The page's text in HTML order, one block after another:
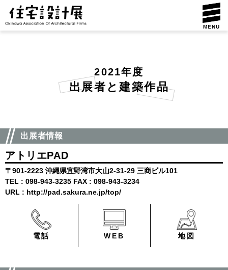
MENU
2021年度
出展者と建築作品
出展者情報
アトリエPAD
〒901-2223 沖縄県宜野湾市大山2-31-29 三商ビル101
TEL : 098-943-3235 FAX : 098-943-3234
URL : http://pad.sakura.ne.jp/top/
電話 WEB 地図